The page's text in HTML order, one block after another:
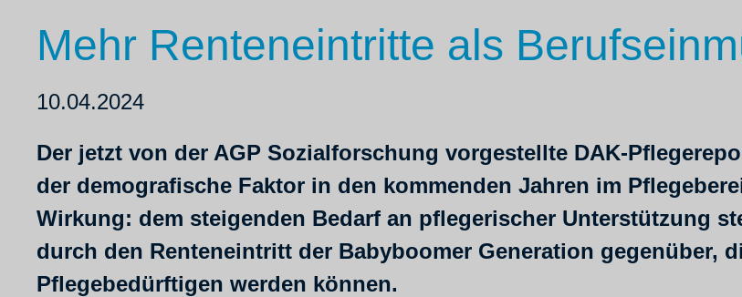
Mehr Renteneintritte als
10.04.2024
Der jetzt von der AGP Sozialforschung vorgestellte DAK-
der demografische Faktor in den kommenden Jahren im
Wirkung: dem steigenden Bedarf an pflegerischer Unterstützung
durch den Renteneintritt der Babyboomer Generation gegenüber,
Pflegebedürftigen werden können.